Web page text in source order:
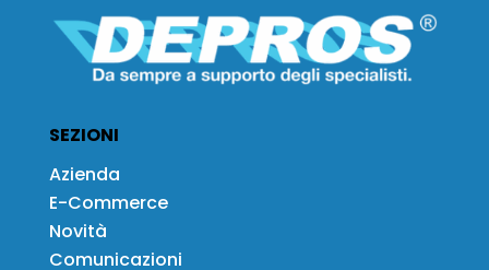
SEZIONI
Azienda
E-Commerce
Novità
Comunicazioni